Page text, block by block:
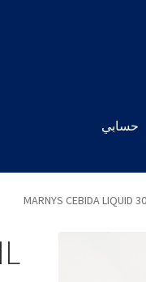
حسابي
MARNYS CEBIDA LIQUID